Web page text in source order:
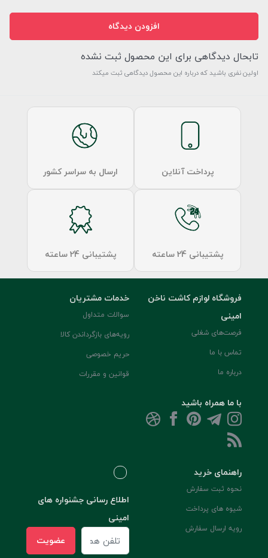
افزودن دیدگاه
تابحال دیدگاهی برای این محصول ثبت نشده
اولین نفری باشید که درباره این محصول دیدگاهی ثبت میکند
پرداخت آنلاین ارسال به سراسر کشور
پشتیبانی 24 ساعته پشتیبانی 24 ساعته
فروشگاه لوازم کاشت ناخن
امینی
فرصت‌های شغلی
تماس با ما
درباره ما
با ما همراه باشید
خدمات مشتریان
سوالات متداول
رویه‌های بازگرداندن کالا
حریم خصوصی
قوانین و مقررات
راهنمای خرید
نحوه ثبت سفارش
شیوه های پرداخت
رویه ارسال سفارش
اطلاع رسانی جشنواره های
امینی
عضویت